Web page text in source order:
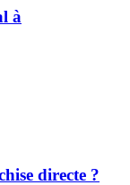
à
directe ?